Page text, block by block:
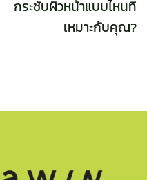
กระชับผิวหน้าแบบไหนที่
เหมาะกับคุณ?